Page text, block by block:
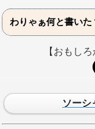
わりゃぁ何と書いた
【おもし
ソーシ